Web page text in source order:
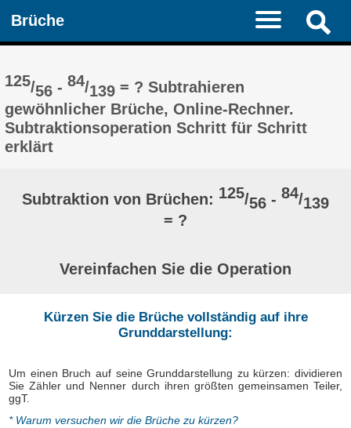
Brüche
125/56 -84/139 = ? Subtrahieren
gewöhnlicher Brüche, Online-Rechner.
Subtraktionsoperation Schritt für Schritt
erklärt
Subtraktion von Brüchen: 125/56 - 84/139
= ?
Vereinfachen Sie die Operation
Kürzen Sie die Brüche vollständig auf ihre
Grunddarstellung:
Um einen Bruch auf seine Grunddarstellung zu kürzen: dividieren
Sie Zähler und Nenner durch ihren größten gemeinsamen Teiler,
ggT.
* Warum versuchen wir die Brüche zu kürzen?